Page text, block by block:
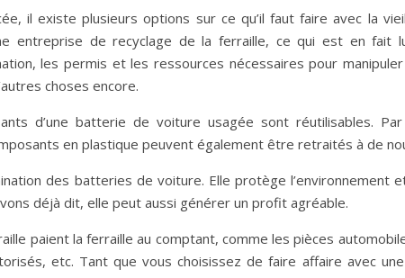
il existe plusieurs options sur ce qu’il faut faire avec la
entreprise de recyclage de la ferraille, ce qui est en fait
les permis et les ressources nécessaires pour
choses encore.
d’une batterie de voiture usagée sont réutilisables.
en plastique peuvent également être retraités à de
des batteries de voiture. Elle protège l’environnement
déjà dit, elle peut aussi générer un profit agréable.
paient la ferraille au comptant, comme les pièces
etc. Tant que vous choisissez de faire affaire avec